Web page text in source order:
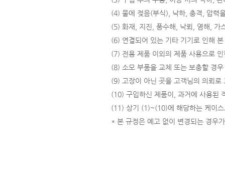
(4) 물에 젖음(부식), 낙하, 충격, 압력
(5) 화재, 지진, 풍수해, 낙뢰, 염해, 가
(6) 연결되어 있는 기타 기기로 인해
(7) 전용 제품 이외의 제품 사용으로
(8) 소모 부품을 교체 또는 보충할 경우
(9) 고장이 아닌 곳을 고객님의 의뢰로
(10) 구입하신 제품이, 과거에 사용된
(11) 상기 (1)~(10)에 해당하는 케이
* 본 규정은 예고 없이 변경되는 경우